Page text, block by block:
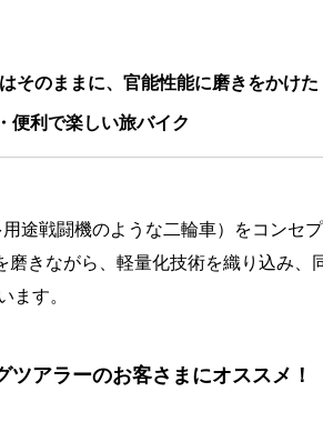
そのままに、官能性能に磨きをかけた
便利で楽しい旅バイク
途戦闘機のような二輪車）をコンセ
きながら、軽量化技術を織り込み、
ます。
アラーのお客さまにオススメ！